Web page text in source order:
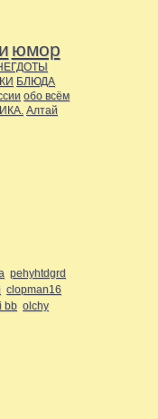
юмор
БЛЮДА
обо всём
Алтай
pehyhtdgrd
clopman16
bb olchy